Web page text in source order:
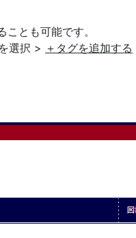
とも可能です。
選択 > ＋タグを追加する